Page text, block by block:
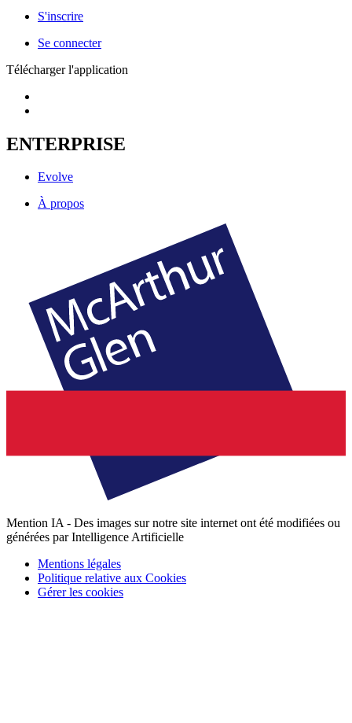
S'inscrire
Se connecter
Télécharger l'application
ENTERPRISE
Evolve
À propos
Mention IA - Des images sur notre site internet ont été modifiées ou
générées par Intelligence Artificielle
Mentions légales
Politique relative aux Cookies
Gérer les cookies